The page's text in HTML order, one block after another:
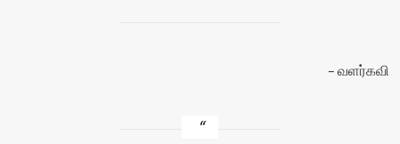
வளர்கவி